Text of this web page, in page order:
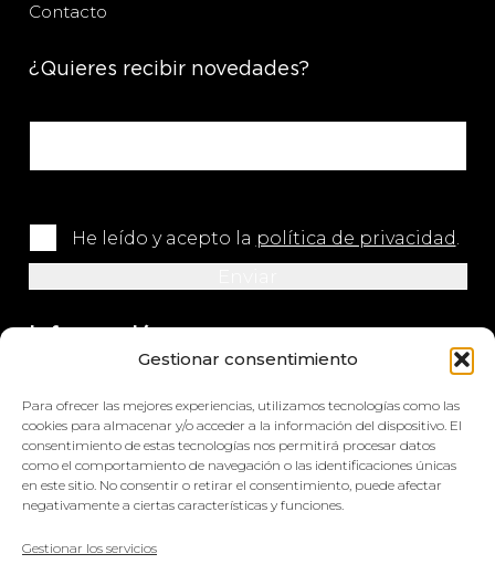
Gestionar consentimiento
Para ofrecer las mejores experiencias, utilizamos tecnologías como las
cookies para almacenar y/o acceder a la información del dispositivo. El
consentimiento de estas tecnologías nos permitirá procesar datos
como el comportamiento de navegación o las identificaciones únicas
en este sitio. No consentir o retirar el consentimiento, puede afectar
negativamente a ciertas características y funciones.
Gestionar los servicios
Contacto
¿Quieres recibir novedades?
He leído y acepto la política de privacidad.
Información
info@impretex.com
Síguenos en redes sociales